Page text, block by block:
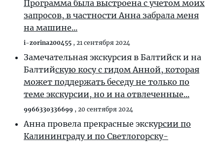
Программа была выстроена с учетом моих
запросов, в частности Анна забрала меня
на машине...
i-zorina200455 , 21 сентября 2024
Замечательная экскурсия в Балтийск и на
Балтийскую косу с гидом Анной, которая
может поддержать беседу не только по
теме экскурсии, но и на отвлеченные...
996633o336699 , 20 сентября 2024
Анна провела прекрасные экскурсии по
Калининграду и по Светлогорску-